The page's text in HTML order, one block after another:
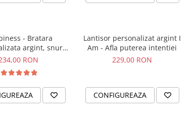
- Bratara
argint, snur
piele simbol
RON
Lantisor personalizat argint I
Am - Afla puterea intentiei
229,00 RON
CONFIGUREAZA